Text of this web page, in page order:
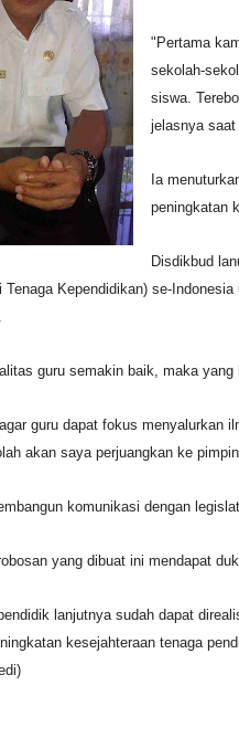
"Pertama
sekolah-
siswa.
jelasnya saat
Ia
peningkatan
Disdikbud
Tenaga Kependidikan) se-
guru semakin baik, maka
guru dapat fokus menyalurkan
akan saya perjuangkan ke
komunikasi dengan
yang dibuat ini mendapat
lanjutnya sudah dapat
kesejahteraan tenaga